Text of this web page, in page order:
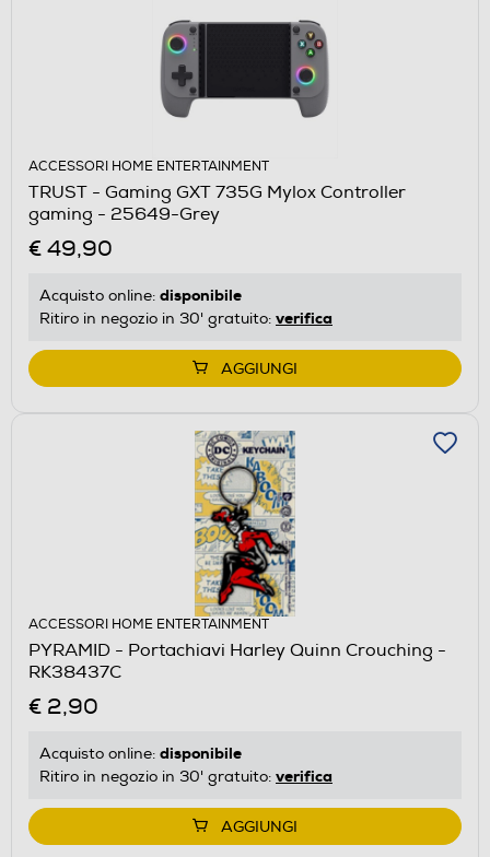
ACCESSORI HOME ENTERTAINMENT
TRUST - Gaming GXT 735G Mylox Controller
gaming - 25649-Grey
€ 49,90
Acquisto online: disponibile
Ritiro in negozio in 30' gratuito: verifica
AGGIUNGI
ACCESSORI HOME ENTERTAINMENT
PYRAMID - Portachiavi Harley Quinn Crouching -
RK38437C
€ 2,90
Acquisto online: disponibile
Ritiro in negozio in 30' gratuito: verifica
AGGIUNGI